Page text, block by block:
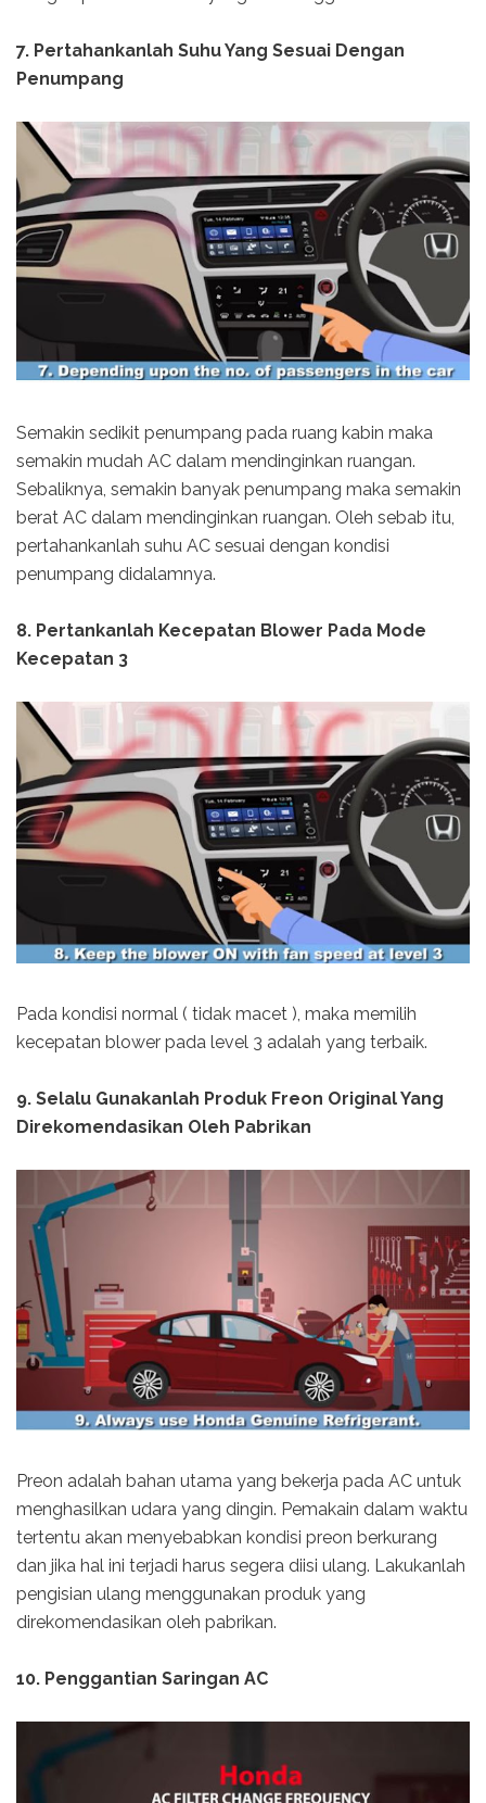
7. Pertahankanlah Suhu Yang Sesuai Dengan
Penumpang
Semakin sedikit penumpang pada ruang kabin maka
semakin mudah AC dalam mendinginkan ruangan.
Sebaliknya, semakin banyak penumpang maka semakin
berat AC dalam mendinginkan ruangan. Oleh sebab itu,
pertahankanlah suhu AC sesuai dengan kondisi
penumpang didalamnya.
8. Pertankanlah Kecepatan Blower Pada Mode
Kecepatan 3
Pada kondisi normal ( tidak macet ), maka memilih
kecepatan blower pada level 3 adalah yang terbaik.
9. Selalu Gunakanlah Produk Freon Original Yang
Direkomendasikan Oleh Pabrikan
Preon adalah bahan utama yang bekerja pada AC untuk
menghasilkan udara yang dingin. Pemakain dalam waktu
tertentu akan menyebabkan kondisi preon berkurang
dan jika hal ini terjadi harus segera diisi ulang. Lakukanlah
pengisian ulang menggunakan produk yang
direkomendasikan oleh pabrikan.
10. Penggantian Saringan AC